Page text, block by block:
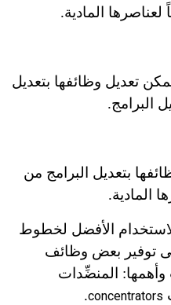
لعناصرها المادية.
تعديل وظائفها بتعديل
البرامج.
بتعديل البرامج من
المادية.
الأفضل لخطوط
توفير بعض وظائف
المنضِّدات
concentrators
.